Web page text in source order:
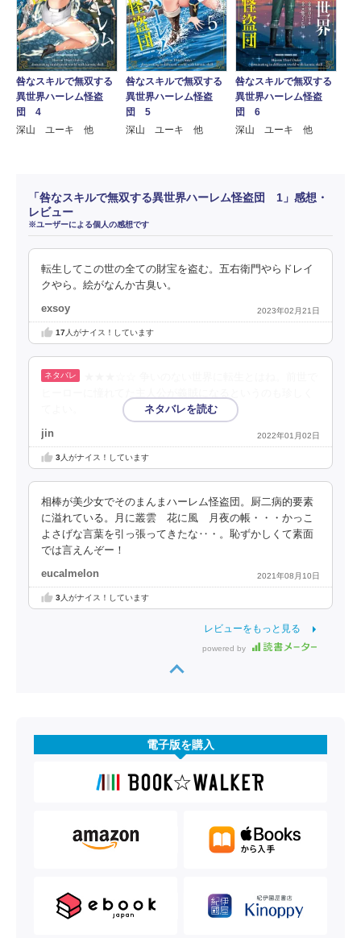
咎なスキルで無双する
異世界ハーレム怪盗
団 4
深山 ユーキ 他
咎なスキルで無双する
異世界ハーレム怪盗
団 5
深山 ユーキ 他
咎なスキルで無双する
異世界ハーレム怪盗
団 6
深山 ユーキ 他
「咎なスキルで無双する異世界ハーレム怪盗団 1」感想・
レビュー
※ユーザーによる個人の感想です
転生してこの世の全ての財宝を盗む。五右衛門やらドレイ
クやら。絵がなんか古臭い。
exsoy 2023年02月21日
17人がナイス！しています
jin 2022年01月02日
3人がナイス！しています
相棒が美少女でそのまんまハーレム怪盗団。厨二病的要素
に溢れている。月に叢雲 花に風 月夜の帳・・・かっこ
よさげな言葉を引っ張ってきたな‥・。恥ずかしくて素面
では言えんぞー！
eucalmelon 2021年08月10日
3人がナイス！しています
レビューをもっと見る
powered by
電子版を購入